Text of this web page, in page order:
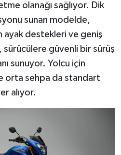
olanağı sağlıyor. Dik
sunan modelde,
ayak destekleri ve geniş
güvenli bir sürüş
sunuyor. Yolcu için
orta sehpa da standart
alıyor.